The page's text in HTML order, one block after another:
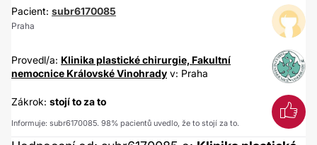
Pacient: subr6170085
Praha
Provedl/a: Klinika plastické chirurgie, Fakultní
nemocnice Královské Vinohrady v: Praha
Zákrok: stojí to za to
Informuje: subr6170085. 98% pacientů uvedlo, že to stojí za to.